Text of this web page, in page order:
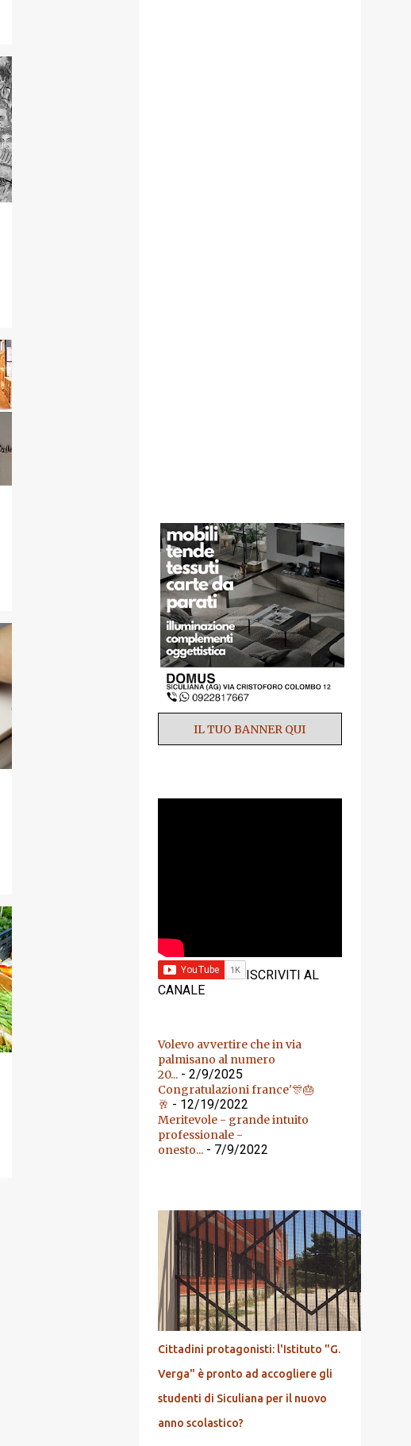
IL TUO BANNER QUI
ISCRIVITI AL
CANALE
Volevo avvertire che in via
palmisano al numero
20...- 2/9/2025
Congratulazioni france'🎊🎂
🥂 - 12/19/2022
Meritevole - grande intuito
professionale -
onesto...- 7/9/2022
Cittadini protagonisti: l'Istituto "G.
Verga" è pronto ad accogliere gli
studenti di Siculiana per il nuovo
anno scolastico?